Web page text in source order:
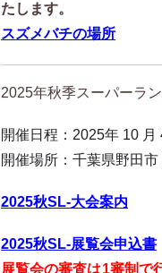
たします。
スズメバチの場所
2025年秋季スーパーラ
開催日程：2025年 10 月
開催場所：千葉県野田
2025秋SL-大会案内
2025秋SL-展覧会申込書
展覧会の審査は1審制で